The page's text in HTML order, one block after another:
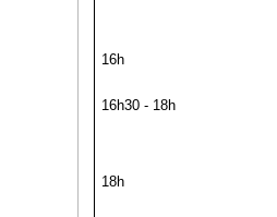
16h
16h30 - 18h
18h